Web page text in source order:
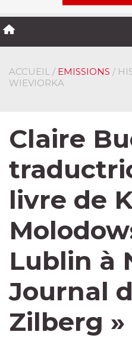
ACCUEIL / EMISSIONS /
WIEVIORKA
Claire
livre de
Lublin à
Journal
Zilberg »